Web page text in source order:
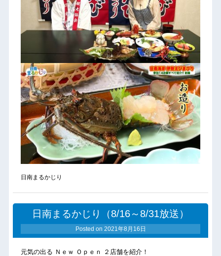
日南まるかじり
日南まるかじり（8/16～8/31放送）
Posted on 2021年8月16日
元気の出る Ｎｅｗ Ｏｐｅｎ ２店舗を紹介！